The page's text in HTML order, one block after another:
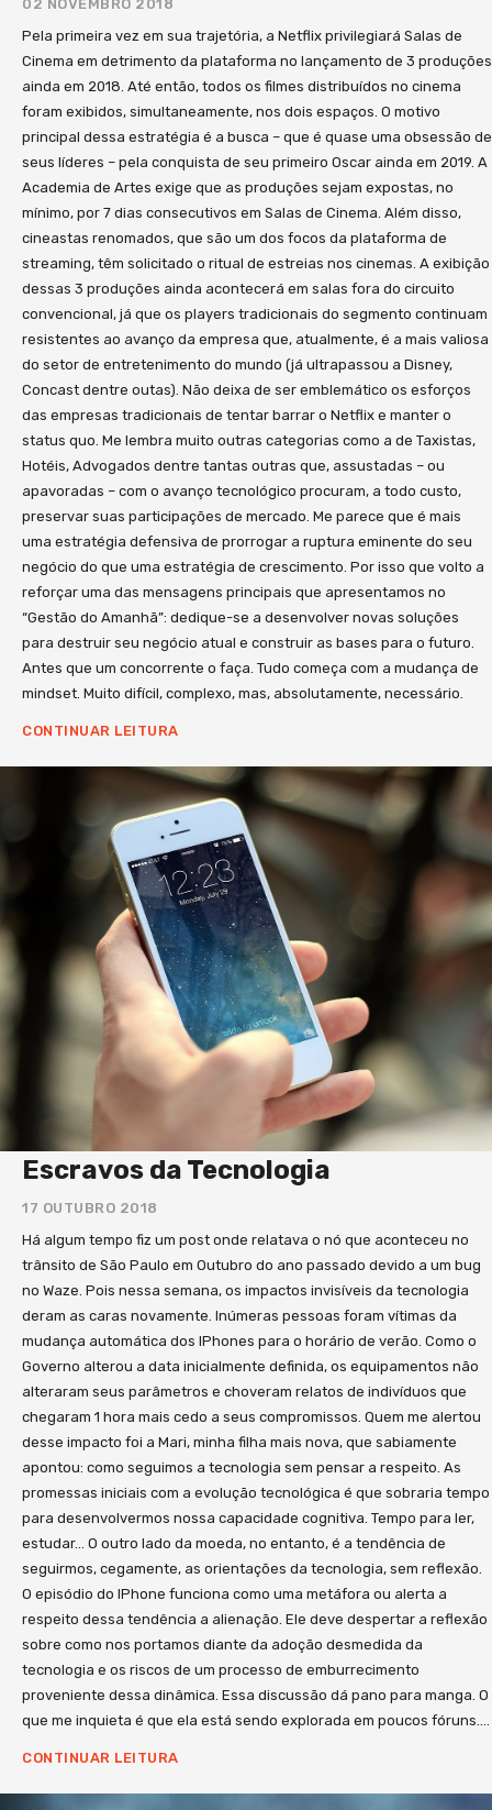
maiores eventos de Gestão do mundo, que
acontece em São Paulo, dia 07/11 às 16h45 onde
Considerando que o evento conta com mais de
10.000 participantes, estou com a sensação que
matamos essa primeira tiragem toda lá 😉 No início
do ano que vem faremos o lançamento oficial da
obra com toda pompa e circunstância e entramos
na normalidade dos tradicionais projetos editoriais.
Se você tem pressa para saber mais sobre o tema
e os impactos da Cultura em seu negócio, lhe
convido a adquirir sua obra agora mesmo pelos
ecommercers onde ela já está disponível (nesse link
em produzir, em quantidade e qualidade, material
relevante para aumentar o nível da qualidade do
pensamento sobre gestão no Brasil, sobretudo, o
conhecimento requerido para lidar com a
complexidade atual. Já temos mais 2 projetos a
lançar em 2019 sobre o tema. Somos imparáveis!!!!
tempo da gestão. De forma inédita, essa pesquisa
analisa o impacto das principais mudanças sociais
nas relações corporativas. A lógica é simples: tudo o
que acontece no mundo da gestão é resultante do
que está acontecendo na sociedade. Ao finalizar
esse estudo – que é apresentado na primeira parte
do livro – nos deparamos com a impactante
realidade da 4ª Revolução Industrial. A visão nos
gerou tanta perplexidade e excitação que não
tivemos outra opção: vamos evoluir no pensamento
e discutir sobre quais são os caminhos para ser
bem sucedido nessa nova sociedade. Assim surgiu
o projeto “Gestão do Amanhã: tudo o que você
precisa saber sobre Gestão, Inovação e Liderança
para vencer na 4ª Revolução Industrial”. Nosso foco
com o projeto está centrado em apresentar
modelos que devem ser adotados pelas
organizações e seus líderes nas frentes de gestão
Nessa última, apontamos as 8 novas competências
a serem desenvolvidas pelos líderes nesses novos
tempos. Ao desenvolver esse projeto nutrimos uma
visão mais ambiciosa do que simplesmente publicar
um livro. Acreditamos que há a oportunidade de
implantar uma plataforma de conhecimento que
contemple conteúdo multimídia em diversos
formatos atualizado constantemente. Assim, o livro
com 10 Talk Shows com protagonistas brasileiros
dessa transformação. São cerca de 6 horas de
conteúdo com Walter Longo, Silvio Meira, Sofia
Esteves, Rony Meisler, Martha Gabriel, Francisco
Madia, Eugênio Musak, Marília Roca, Sílvio Genesini e
Eric Santos. Esses conteúdos estão integrados ao
livro. Ao final do trecho referente a cada Talk Show, o
leitor tem acesso a um QR Code para assistir a
entrevista em seu celular. Além dos vídeos, o livro
conta com Mapas Mentais ao final de cada capítulo.
Procuramos fortalecer os conteúdos por meio de
uma representação gráfica que permita uma visão
sintética dos principais ensinamentos
compartilhados. Por sugestão de Jorge Paulo
Lemann, um dos primeiros leitores da obra e quem
Estratégica”. Trata-se de um check list para avaliar
qual o nível de integração do leitor com os temas
apresentados e, dessa forma, dar uma revisada nos
trabalhamos são referenciados por casos práticos.
Foram citadas 100 empresas durante toda a obra. O
leitor tem acesso a um índice no final do livro onde
pode encontrar a página onde cada caso foi
mencionado facilitando assim sua busca por essas
referências. Como nosso propósito é pela
construção de uma plataforma, já estamos
planejando novos desdobramentos como eventos,
mentorias, grupos de estudos e outras iniciativas
conhecimento essencial para a prosperidade de seu
presente e futuro. Sou um entusiasta do impacto da
educação para a evolução pessoal de cada
individuo. Acredito que esse é o principal vetor de
compromisso é permitir o acesso a um
02 NOVEMBRO 2018
Pela primeira vez em sua trajetória, a Netflix privilegiará Salas de
Cinema em detrimento da plataforma no lançamento de 3 produções
ainda em 2018. Até então, todos os filmes distribuídos no cinema
foram exibidos, simultaneamente, nos dois espaços. O motivo
principal dessa estratégia é a busca – que é quase uma obsessão de
seus líderes – pela conquista de seu primeiro Oscar ainda em 2019. A
Academia de Artes exige que as produções sejam expostas, no
mínimo, por 7 dias consecutivos em Salas de Cinema. Além disso,
cineastas renomados, que são um dos focos da plataforma de
streaming, têm solicitado o ritual de estreias nos cinemas. A exibição
dessas 3 produções ainda acontecerá em salas fora do circuito
convencional, já que os players tradicionais do segmento continuam
resistentes ao avanço da empresa que, atualmente, é a mais valiosa
do setor de entretenimento do mundo (já ultrapassou a Disney,
Concast dentre outas). Não deixa de ser emblemático os esforços
das empresas tradicionais de tentar barrar o Netflix e manter o
status quo. Me lembra muito outras categorias como a de Taxistas,
Hotéis, Advogados dentre tantas outras que, assustadas – ou
apavoradas – com o avanço tecnológico procuram, a todo custo,
preservar suas participações de mercado. Me parece que é mais
uma estratégia defensiva de prorrogar a ruptura eminente do seu
negócio do que uma estratégia de crescimento. Por isso que volto a
reforçar uma das mensagens principais que apresentamos no
“Gestão do Amanhã”: dedique-se a desenvolver novas soluções
para destruir seu negócio atual e construir as bases para o futuro.
Antes que um concorrente o faça. Tudo começa com a mudança de
mindset. Muito difícil, complexo, mas, absolutamente, necessário.
CONTINUAR LEITURA
Escravos da Tecnologia
17 OUTUBRO 2018
Há algum tempo fiz um post onde relatava o nó que aconteceu no
trânsito de São Paulo em Outubro do ano passado devido a um bug
no Waze. Pois nessa semana, os impactos invisíveis da tecnologia
deram as caras novamente. Inúmeras pessoas foram vítimas da
mudança automática dos IPhones para o horário de verão. Como o
Governo alterou a data inicialmente definida, os equipamentos não
alteraram seus parâmetros e choveram relatos de indivíduos que
chegaram 1 hora mais cedo a seus compromissos. Quem me alertou
desse impacto foi a Mari, minha filha mais nova, que sabiamente
apontou: como seguimos a tecnologia sem pensar a respeito. As
promessas iniciais com a evolução tecnológica é que sobraria tempo
para desenvolvermos nossa capacidade cognitiva. Tempo para ler,
estudar… O outro lado da moeda, no entanto, é a tendência de
seguirmos, cegamente, as orientações da tecnologia, sem reflexão.
O episódio do IPhone funciona como uma metáfora ou alerta a
respeito dessa tendência a alienação. Ele deve despertar a reflexão
sobre como nos portamos diante da adoção desmedida da
tecnologia e os riscos de um processo de emburrecimento
proveniente dessa dinâmica. Essa discussão dá pano para manga. O
que me inquieta é que ela está sendo explorada em poucos fóruns….
CONTINUAR LEITURA